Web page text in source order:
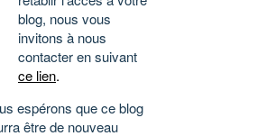
blog, nous vous
invitons à nous
contacter en suivant
ce lien.
espérons que ce blog
être de nouveau